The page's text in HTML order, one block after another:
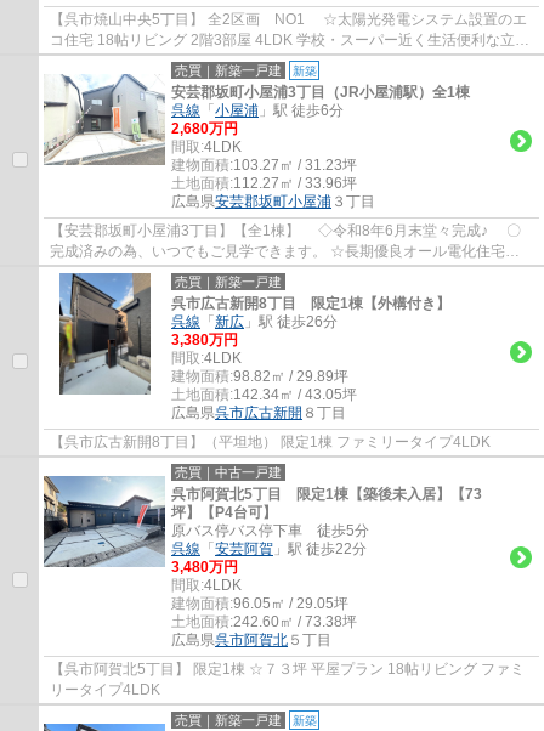
【呉市焼山中央5丁目】 全2区画 NO1 ☆太陽光発電システム設置のエ
コ住宅 18帖リビング 2階3部屋 4LDK 学校・スーパー近く生活便利な立地
☆焼山ショッピングセンターまで 徒歩10分...
売買｜新築一戸建 新築
安芸郡坂町小屋浦3丁目（JR小屋浦駅）全1棟
呉線 「 小屋浦 」駅 徒歩6分
2,680万円
間取:4LDK
建物面積:103.27㎡ / 31.23坪
土地面積:112.27㎡ / 33.96坪
広島県安芸郡坂町小屋浦 ３丁目
【安芸郡坂町小屋浦3丁目】【全1棟】 ◇令和8年6月末堂々完成♪ 〇
完成済みの為、いつでもご見学できます。 ☆長期優良オール電化住宅４
LDK ☆リビング16帖+畳コーナー3帖 ☆耐震等級3...
売買｜新築一戸建
呉市広古新開8丁目 限定1棟【外構付き】
呉線 「 新広 」駅 徒歩26分
3,380万円
間取:4LDK
建物面積:98.82㎡ / 29.89坪
土地面積:142.34㎡ / 43.05坪
広島県呉市広古新開 ８丁目
【呉市広古新開8丁目】（平坦地） 限定1棟 ファミリータイプ4LDK
売買｜中古一戸建
呉市阿賀北5丁目 限定1棟【築後未入居】【73
坪】【P4台可】
原バス停バス停下車 徒歩5分
呉線 「 安芸阿賀 」駅 徒歩22分
3,480万円
間取:4LDK
建物面積:96.05㎡ / 29.05坪
土地面積:242.60㎡ / 73.38坪
広島県呉市阿賀北 ５丁目
【呉市阿賀北5丁目】 限定1棟 ☆７３坪 平屋プラン 18帖リビング ファミ
リータイプ4LDK
売買｜新築一戸建 新築